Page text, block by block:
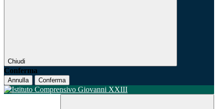
Chiudi
Conferma
Annulla Conferma